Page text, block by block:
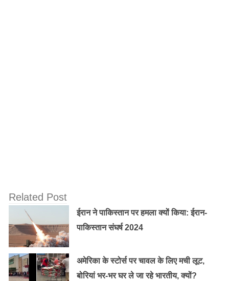
Related Post
ईरान ने पाकिस्तान पर हमला क्यों किया: ईरान-
पाकिस्तान संघर्ष 2024
अमेरिका के स्टोर्स पर चावल के लिए मची लूट,
बोरियां भर-भर घर ले जा रहे भारतीय, क्यों?